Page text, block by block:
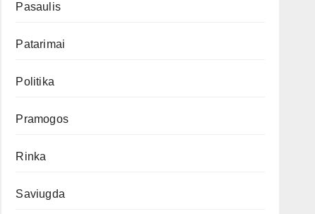
Pasaulis
Patarimai
Politika
Pramogos
Rinka
Saviugda